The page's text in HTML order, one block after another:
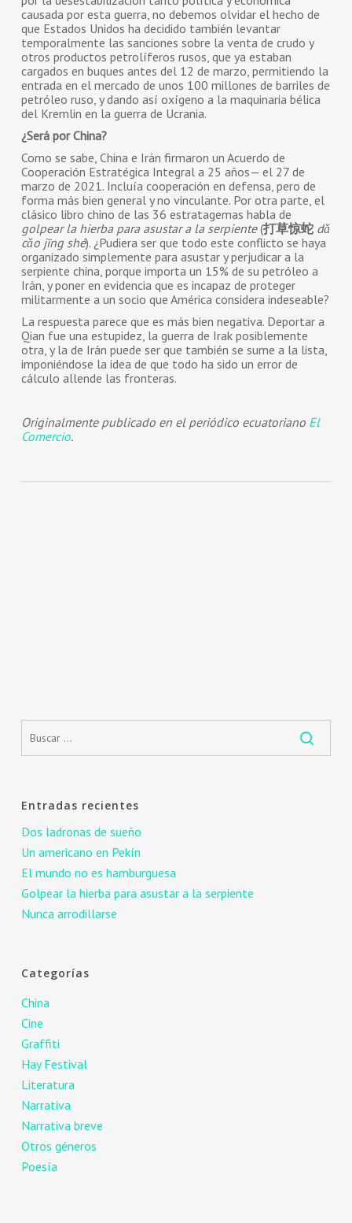
causada por esta guerra, no debemos olvidar el hecho de
que Estados Unidos ha decidido también levantar
temporalmente las sanciones sobre la venta de crudo y
otros productos petrolíferos rusos, que ya estaban
cargados en buques antes del 12 de marzo, permitiendo la
entrada en el mercado de unos 100 millones de barriles de
petróleo ruso, y dando así oxígeno a la maquinaria bélica
del Kremlin en la guerra de Ucrania.
¿Será por China?
Como se sabe, China e Irán firmaron un Acuerdo de
Cooperación Estratégica Integral a 25 años— el 27 de
marzo de 2021. Incluía cooperación en defensa, pero de
forma más bien general y no vinculante. Por otra parte, el
clásico libro chino de las 36 estratagemas habla de
golpear la hierba para asustar a la serpiente(打草惊蛇 dǎ
cǎo jīng shé). ¿Pudiera ser que todo este conflicto se haya
organizado simplemente para asustar y perjudicar a la
serpiente china, porque importa un 15% de su petróleo a
Irán, y poner en evidencia que es incapaz de proteger
militarmente a un socio que América considera indeseable?
La respuesta parece que es más bien negativa. Deportar a
Qian fue una estupidez, la guerra de Irak posiblemente
otra, y la de Irán puede ser que también se sume a la lista,
imponiéndose la idea de que todo ha sido un error de
cálculo allende las fronteras.
Originalmente publicado en el periódico ecuatoriano El
Comercio.
Entradas recientes
Dos ladronas de sueño
Un americano en Pekín
El mundo no es hamburguesa
Golpear la hierba para asustar a la serpiente
Nunca arrodillarse
Categorías
China
Cine
Graffiti
Hay Festival
Literatura
Narrativa
Narrativa breve
Otros géneros
Poesía